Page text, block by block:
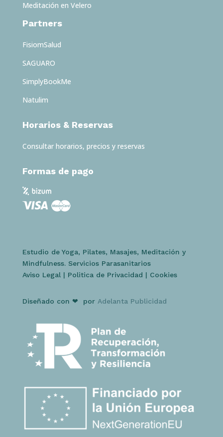
Meditación en Velero
Partners
FisiomSalud
SAGUARO
SimplyBookMe
Natulim
Horarios & Reservas
Consultar horarios, precios y reservas
Formas de pago
Estudio de Yoga, Pilates, Masajes, Meditación y
Mindfulness. Servicios Parasanitarios
Aviso Legal| Politica de Privacidad | Cookies
Diseñado con ❤ por Adelanta Publicidad